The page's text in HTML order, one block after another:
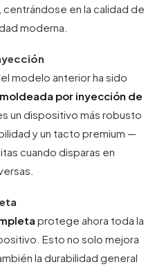
en la calidad de
moderna.
modelo anterior ha sido
por inyección de
un dispositivo más robusto
y un tacto premium —
cuando disparas en
protege ahora toda la
Esto no solo mejora
la durabilidad general